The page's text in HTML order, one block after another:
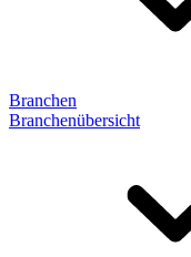
Branchen
Branchenübersicht